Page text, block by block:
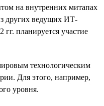
на внутренних митапах
других ведущих ИТ-
планируется участие
технологическим
Для этого, например,
уровня.